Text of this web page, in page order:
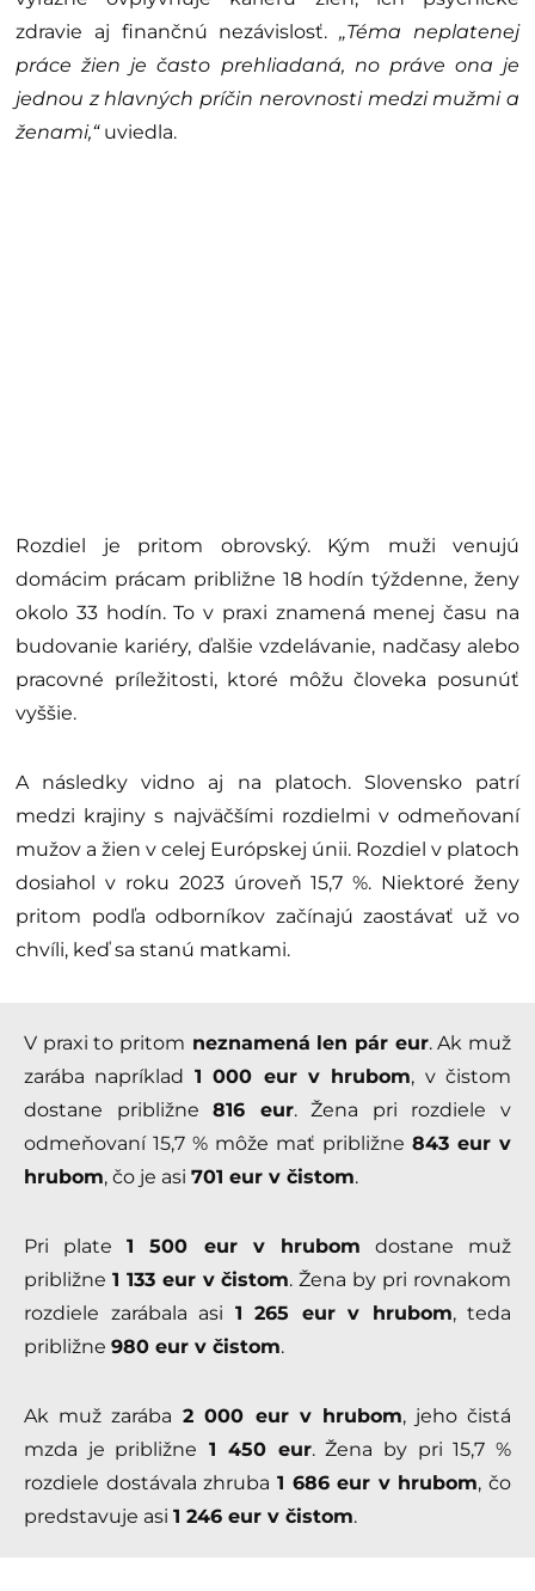
zdravie aj finančnú nezávislosť.„Téma neplatenej
práce žien je často prehliadaná, no práve ona je
jednou z hlavných príčin nerovnosti medzi mužmi a
ženami,“uviedla.
Rozdiel je pritom obrovský. Kým muži venujú
domácim prácam približne 18 hodín týždenne, ženy
okolo 33 hodín. To v praxi znamená menej času na
budovanie kariéry, ďalšie vzdelávanie, nadčasy alebo
pracovné príležitosti, ktoré môžu človeka posunúť
vyššie.
A následky vidno aj na platoch. Slovensko patrí
medzi krajiny s najväčšími rozdielmi v odmeňovaní
mužov a žien v celej Európskej únii. Rozdiel v platoch
dosiahol v roku 2023 úroveň 15,7 %. Niektoré ženy
pritom podľa odborníkov začínajú zaostávať už vo
chvíli, keď sa stanú matkami.
V praxi to pritom neznamená len pár eur. Ak muž
zarába napríklad 1 000 eur v hrubom, v čistom
dostane približne816 eur. Žena pri rozdiele v
odmeňovaní 15,7 % môže mať približne 843 eur v
hrubom, čo je asi 701 eur v čistom.
Pri plate1 500 eur v hrubom dostane muž
približne 1 133 eur v čistom. Žena by pri rovnakom
rozdiele zarábala asi 1 265 eur v hrubom, teda
približne 980 eur v čistom.
Ak muž zarába 2 000 eur v hrubom, jeho čistá
mzda je približne 1 450 eur. Žena by pri 15,7 %
rozdiele dostávala zhruba 1 686 eur v hrubom, čo
predstavuje asi 1 246 eur v čistom.